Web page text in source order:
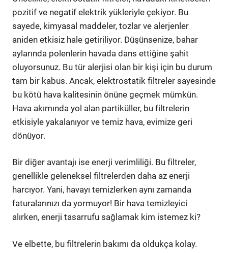
pozitif ve negatif elektrik yükleriyle çekiyor. Bu
sayede, kimyasal maddeler, tozlar ve alerjenler
aniden etkisiz hale getiriliyor. Düşünsenize, bahar
aylarında polenlerin havada dans ettiğine şahit
oluyorsunuz. Bu tür alerjisi olan bir kişi için bu durum
tam bir kabus. Ancak, elektrostatik filtreler sayesinde
bu kötü hava kalitesinin önüne geçmek mümkün.
Hava akımında yol alan partiküller, bu filtrelerin
etkisiyle yakalanıyor ve temiz hava, evimize geri
dönüyor.
Bir diğer avantajı ise enerji verimliliği. Bu filtreler,
genellikle geleneksel filtrelerden daha az enerji
harcıyor. Yani, havayı temizlerken aynı zamanda
faturalarınızı da yormuyor! Bir hava temizleyici
alırken, enerji tasarrufu sağlamak kim istemez ki?
Ve elbette, bu filtrelerin bakımı da oldukça kolay.